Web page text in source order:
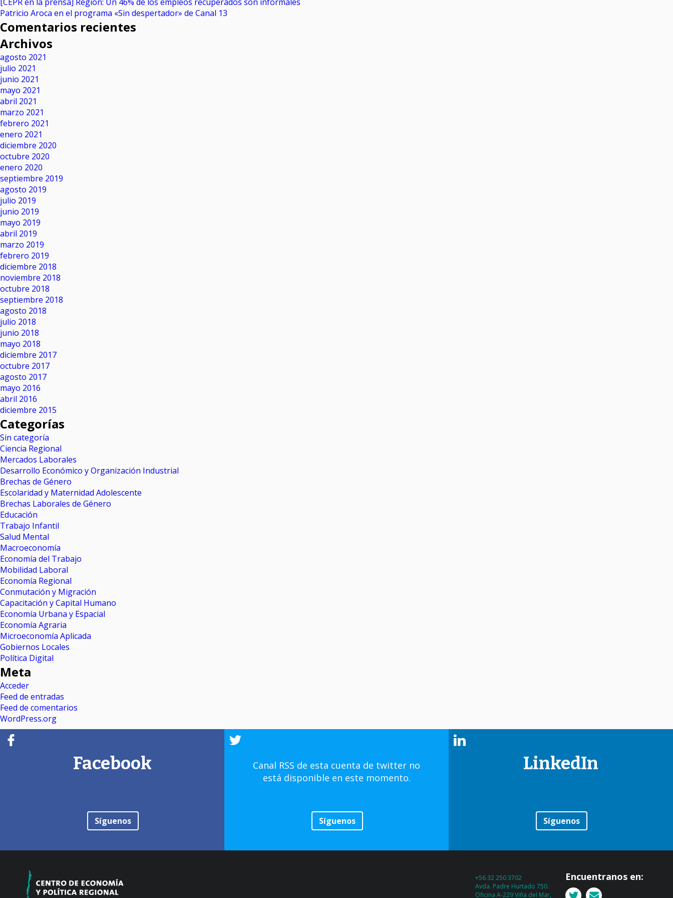
Patricio Aroca en el programa «Sin despertador» de Canal 13
Comentarios recientes
Archivos
agosto 2021
julio 2021
junio 2021
mayo 2021
abril 2021
marzo 2021
febrero 2021
enero 2021
diciembre 2020
octubre 2020
enero 2020
septiembre 2019
agosto 2019
julio 2019
junio 2019
mayo 2019
abril 2019
marzo 2019
febrero 2019
diciembre 2018
noviembre 2018
octubre 2018
septiembre 2018
agosto 2018
julio 2018
junio 2018
mayo 2018
diciembre 2017
octubre 2017
agosto 2017
mayo 2016
abril 2016
diciembre 2015
Categorías
Sin categoría
Ciencia Regional
Mercados Laborales
Desarrollo Económico y Organización Industrial
Brechas de Género
Escolaridad y Maternidad Adolescente
Brechas Laborales de Género
Educación
Trabajo Infantil
Salud Mental
Macroeconomía
Economía del Trabajo
Mobilidad Laboral
Economía Regional
Conmutación y Migración
Capacitación y Capital Humano
Economía Urbana y Espacial
Economía Agraria
Microeconomía Aplicada
Gobiernos Locales
Política Digital
Meta
Acceder
Feed de entradas
Feed de comentarios
WordPress.org
Facebook
Síguenos
Canal RSS de esta cuenta de twitter no
está disponible en este momento.
Síguenos
LinkedIn
Síguenos
+56 32 250 3702
Avda. Padre Hurtado 750.
Oficina A-229 Viña del Mar,
Encuentranos en: